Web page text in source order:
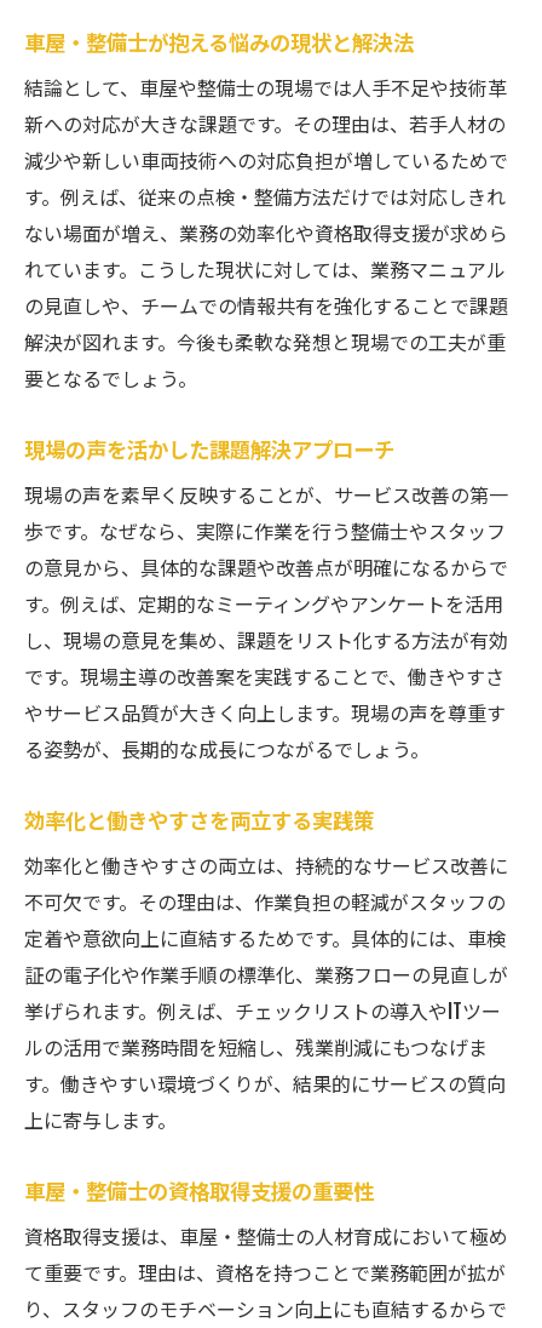
車屋・整備士が抱える悩みの現状と解決法
結論として、車屋や整備士の現場では人手不足や技術革
新への対応が大きな課題です。その理由は、若手人材の
減少や新しい車両技術への対応負担が増しているためで
す。例えば、従来の点検・整備方法だけでは対応しきれ
ない場面が増え、業務の効率化や資格取得支援が求めら
れています。こうした現状に対しては、業務マニュアル
の見直しや、チームでの情報共有を強化することで課題
解決が図れます。今後も柔軟な発想と現場での工夫が重
要となるでしょう。
現場の声を活かした課題解決アプローチ
現場の声を素早く反映することが、サービス改善の第一
歩です。なぜなら、実際に作業を行う整備士やスタッフ
の意見から、具体的な課題や改善点が明確になるからで
す。例えば、定期的なミーティングやアンケートを活用
し、現場の意見を集め、課題をリスト化する方法が有効
です。現場主導の改善案を実践することで、働きやすさ
やサービス品質が大きく向上します。現場の声を尊重す
る姿勢が、長期的な成長につながるでしょう。
効率化と働きやすさを両立する実践策
効率化と働きやすさの両立は、持続的なサービス改善に
不可欠です。その理由は、作業負担の軽減がスタッフの
定着や意欲向上に直結するためです。具体的には、車検
証の電子化や作業手順の標準化、業務フローの見直しが
挙げられます。例えば、チェックリストの導入やITツー
ルの活用で業務時間を短縮し、残業削減にもつなげま
す。働きやすい環境づくりが、結果的にサービスの質向
上に寄与します。
車屋・整備士の資格取得支援の重要性
資格取得支援は、車屋・整備士の人材育成において極め
て重要です。理由は、資格を持つことで業務範囲が拡が
り、スタッフのモチベーション向上にも直結するからで